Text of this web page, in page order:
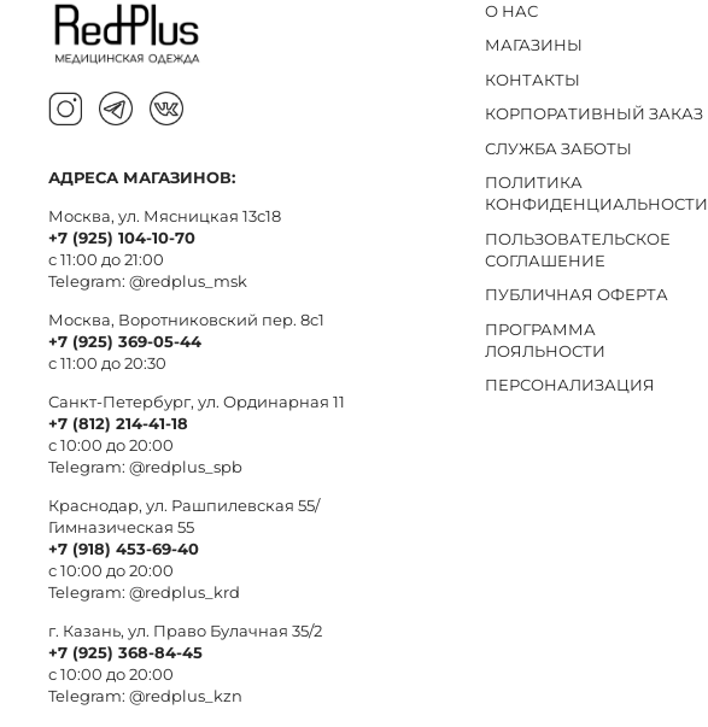
О НАС
МАГАЗИНЫ
КОНТАКТЫ
КОРПОРАТИВНЫЙ ЗАКАЗ
СЛУЖБА ЗАБОТЫ
ПОЛИТИКА
КОНФИДЕНЦИАЛЬНОСТИ
ПОЛЬЗОВАТЕЛЬСКОЕ
СОГЛАШЕНИЕ
ПУБЛИЧНАЯ ОФЕРТА
ПРОГРАММА
ЛОЯЛЬНОСТИ
ПЕРСОНАЛИЗАЦИЯ
АДРЕСА МАГАЗИНОВ:
Москва, ул. Мясницкая 13с18
+7 (925) 104-10-70
с 11:00 до 21:00
Telegram: @redplus_msk
Москва, Воротниковский пер. 8c1
+7 (925) 369-05-44
с 11:00 до 20:30
Санкт-Петербург, ул. Ординарная 11
+7 (812) 214-41-18
с 10:00 до 20:00
Telegram: @redplus_spb
Краснодар, ул. Рашпилевская 55/
Гимназическая 55
+7 (918) 453-69-40
с 10:00 до 20:00
Telegram: @redplus_krd
г. Казань, ул. Право Булачная 35/2
+7 (925) 368-84-45
с 10:00 до 20:00
Telegram: @redplus_kzn